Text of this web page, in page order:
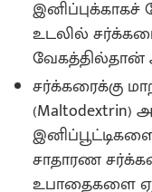
இனிப்புக்காகச்
உடலில்
வேகத்தில்தான்
சர்க்கரைக்கு
(Maltodextrin)
சாதாரண
உபாதைகளை